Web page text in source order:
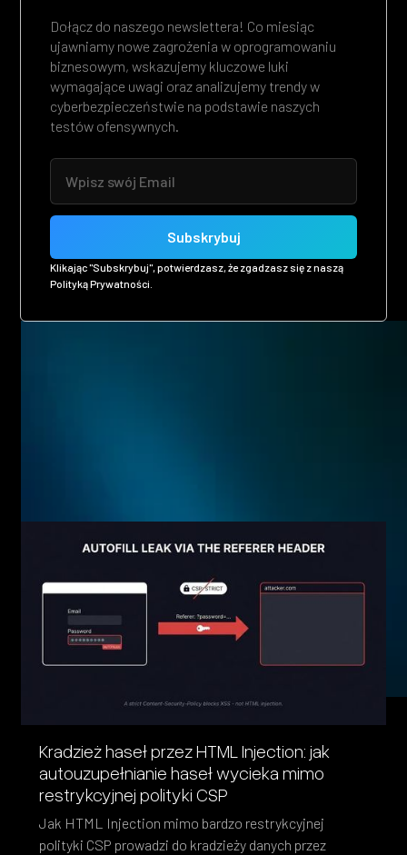
Dołącz do naszego newslettera! Co miesiąc
ujawniamy nowe zagrożenia w oprogramowaniu
biznesowym, wskazujemy kluczowe luki
wymagające uwagi oraz analizujemy trendy w
cyberbezpieczeństwie na podstawie naszych
testów ofensywnych.
Klikając "Subskrybuj", potwierdzasz, że zgadzasz się z naszą
Polityką Prywatności.
Kradzież haseł przez HTML Injection: jak
autouzupełnianie haseł wycieka mimo
restrykcyjnej polityki CSP
Jak HTML Injection mimo bardzo restrykcyjnej
polityki CSP prowadzi do kradzieży danych przez